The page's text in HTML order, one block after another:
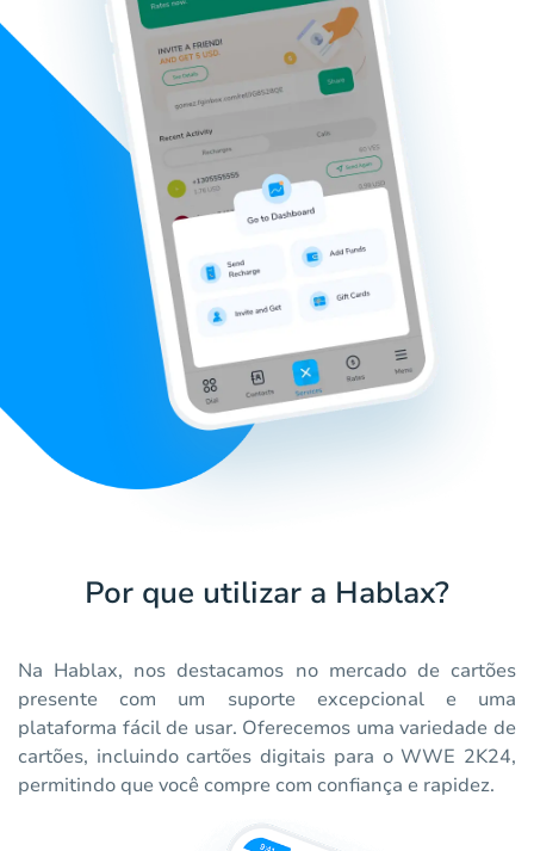
Por que utilizar a Hablax?
Na Hablax, nos destacamos no mercado de cartões
presente com um suporte excepcional e uma
plataforma fácil de usar. Oferecemos uma variedade de
cartões, incluindo cartões digitais para o WWE 2K24,
permitindo que você compre com confiança e rapidez.